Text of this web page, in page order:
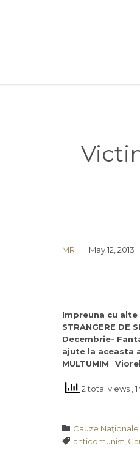
MR May 12, 2013
Impreuna cu alte
STRANGERE DE
Decembrie-
ajute la aceasta
MULTUMIM
2 total views ,
 Category
Cauze Naţionale
 Tags
anticomunist